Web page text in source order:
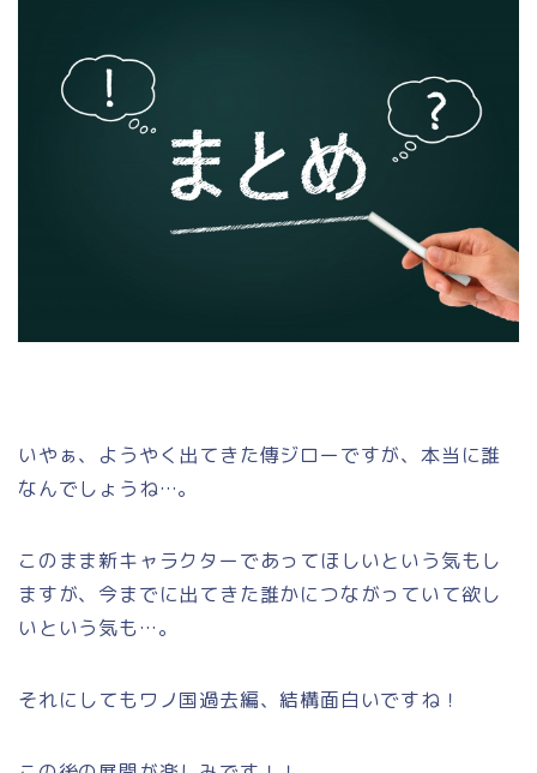
いやぁ、ようやく出てきた傳ジローですが、本当に誰
なんでしょうね…。
このまま新キャラクターであってほしいという気もし
ますが、今までに出てきた誰かにつながっていて欲し
いという気も…。
それにしてもワノ国過去編、結構面白いですね！